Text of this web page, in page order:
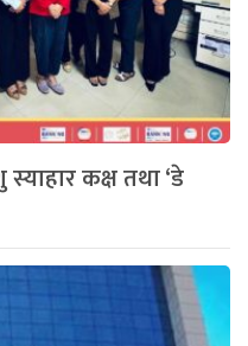
स्याहार कक्ष तथा ‘डे